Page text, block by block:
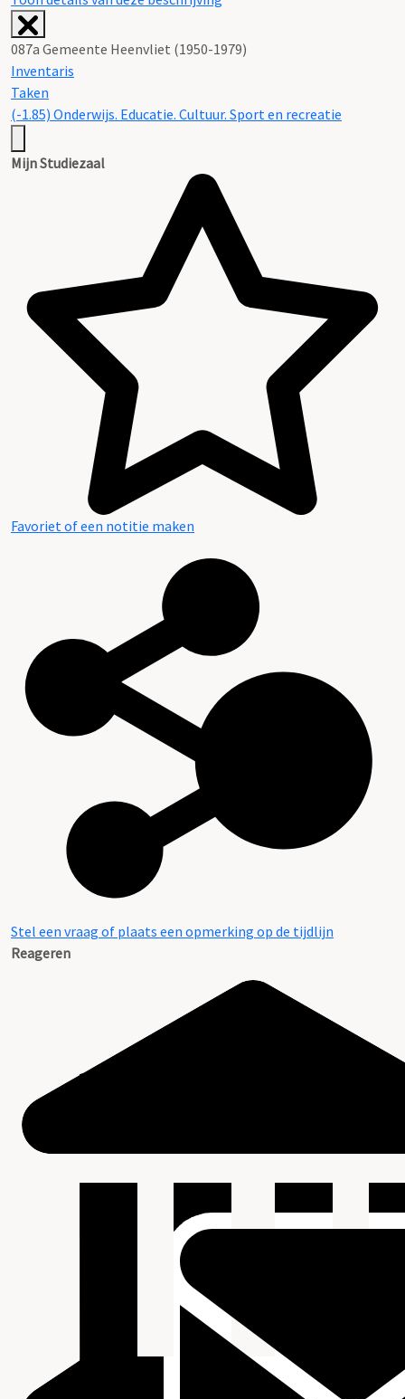
087a Gemeente Heenvliet (1950-1979)
Inventaris
Taken
(-1.85) Onderwijs. Educatie. Cultuur. Sport en recreatie
Mijn Studiezaal
Favoriet of een notitie maken
Stel een vraag of plaats een opmerking op de tijdlijn
Reageren